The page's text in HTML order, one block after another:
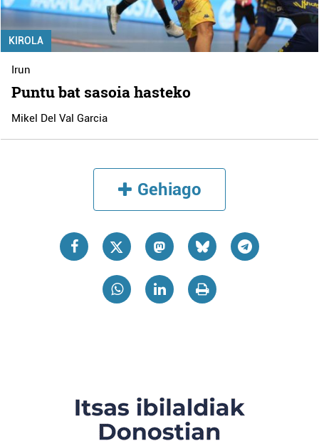
KIROLA
Irun
Puntu bat sasoia hasteko
Mikel Del Val Garcia
Gehiago